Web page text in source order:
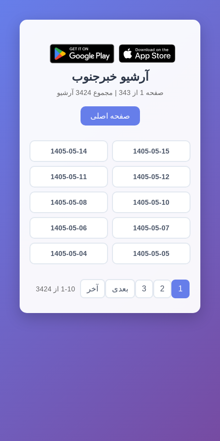
آرشیو خبرجنوب
صفحه 1 از 343 | مجموع 3424 آرشیو
صفحه اصلی
1405-05-15
1405-05-14
1405-05-12
1405-05-11
1405-05-10
1405-05-08
1405-05-07
1405-05-06
1405-05-05
1405-05-04
1
2
3 بعدی آخر 1-10 از 3424